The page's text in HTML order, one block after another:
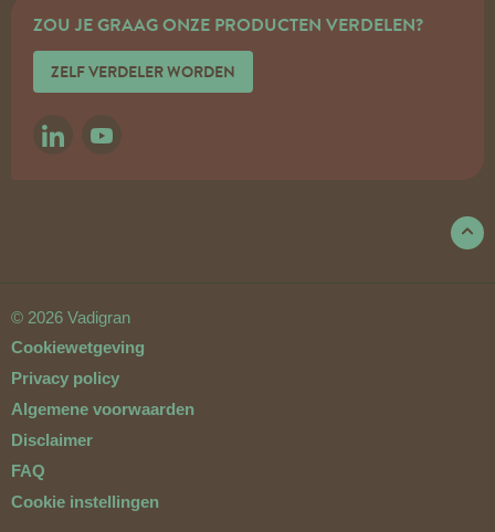
ZOU JE GRAAG ONZE PRODUCTEN VERDELEN?
ZELF VERDELER WORDEN
LINKEDINYOUTUBE
© 2026 Vadigran
Cookiewetgeving
Privacy policy
Algemene voorwaarden
Disclaimer
FAQ
Cookie instellingen